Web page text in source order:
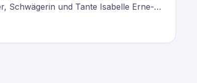
Schwägerin und Tante Isabelle Erne-
unheilbare Krankheit tapfer